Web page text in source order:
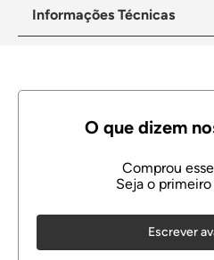
Informações Técnicas
Escrever